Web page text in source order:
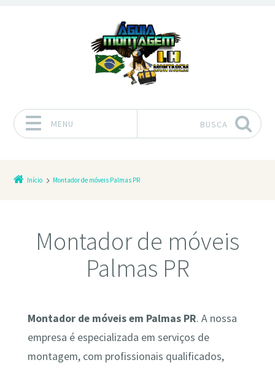
MENU BUSCA
Início Montador de móveis Palmas PR
Montador de móveis
Palmas PR
Montador de móveis em Palmas PR. A nossa
empresa é especializada em serviços de
montagem, com profissionais qualificados,